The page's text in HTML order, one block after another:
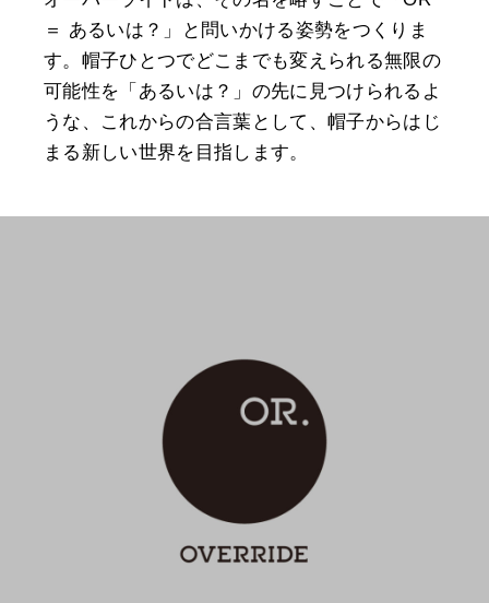
＝ あるいは？」と問いかける姿勢をつくりま
す。帽子ひとつでどこまでも変えられる無限の
可能性を「あるいは？」の先に見つけられるよ
うな、これからの合言葉として、帽子からはじ
まる新しい世界を目指します。